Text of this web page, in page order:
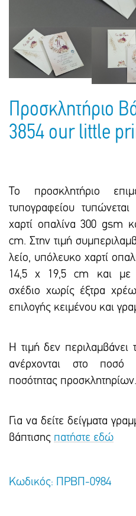
Τσάντες - Ποδιές - Ομπρέλες
Παιδικό Πάρτι
Παιδικά Είδη
Γραφική Ύλη
Είδη Γραφείου
Τετράδια - Φάκελοι
Μπλοκ Ζωγραφικής
Προσκλητήριο
3854 our little
Το προσκλητήριο
τυπογραφείου
χαρτί οπαλίνα 300 gsm
cm. Στην τιμή
λείο, υπόλευκο χαρτί
14,5 x 19,5 cm και με
σxέδιο χωρίς έξτρα
επιλογής κειμένου και
Η τιμή δεν
ανέρχονται στο ποσό
ποσότητας προσκλητηρίων.
Για να δείτε δείγματα
βάπτισης πατήστε εδώ
Κωδικός: ΠΡΒΠ-0984